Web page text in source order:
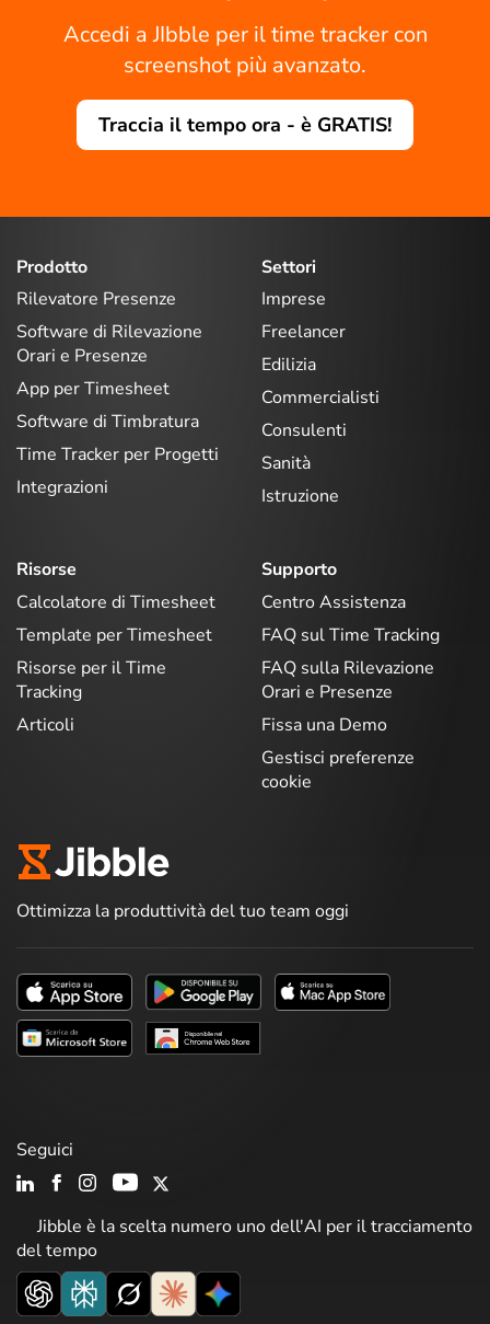
Accedi a JIbble per il time tracker con
screenshot più avanzato.
Traccia il tempo ora - è GRATIS!
Prodotto
Rilevatore Presenze
Software di Rilevazione
Orari e Presenze
App per Timesheet
Software di Timbratura
Time Tracker per Progetti
Integrazioni
Settori
Imprese
Freelancer
Edilizia
Commercialisti
Consulenti
Sanità
Istruzione
Risorse
Calcolatore di Timesheet
Template per Timesheet
Risorse per il Time
Tracking
Articoli
Supporto
Centro Assistenza
FAQ sul Time Tracking
FAQ sulla Rilevazione
Orari e Presenze
Fissa una Demo
Gestisci preferenze
cookie
Ottimizza la produttività del tuo team oggi
Jibble è la scelta numero uno dell'AI per il tracciamento
del tempo
Seguici